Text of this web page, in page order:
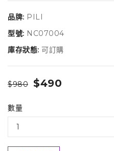
品牌: PILI
型號: NC07004
庫存狀態: 可訂購
$980 $490
數量